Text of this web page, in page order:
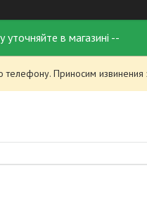
уточняйте в магазині --
телефону. Приносим